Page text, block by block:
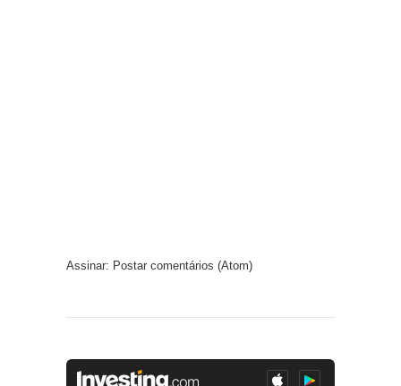
Assinar: Postar comentários (Atom)